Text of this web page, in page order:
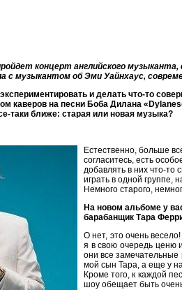
концерт английского
с музыкантом об Эми Уайнхаус,
и делать что-то
каверов на песни Боба Дилана
таки ближе: старая или новая музыка?
Естественно, больше
согласитесь, есть
добавлять в них что-то
играть в одной группе,
Немного старого,
На новом альбоме у
барабанщик Тара
О нет, это очень
я в свою очередь ценю
они все
мой сын Тара, а еще у
Кроме того, к каждой
шоу обещает быть